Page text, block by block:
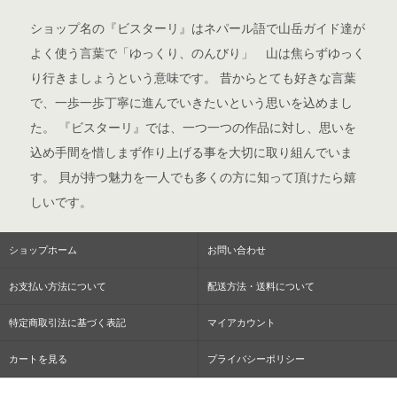
ショップ名の『ビスターリ』はネパール語で山岳ガイド達が
よく使う言葉で「ゆっくり、のんびり」 山は焦らずゆっく
り行きましょうという意味です。 昔からとても好きな言葉
で、一歩一歩丁寧に進んでいきたいという思いを込めまし
た。 『ビスターリ』では、一つ一つの作品に対し、思いを
込め手間を惜しまず作り上げる事を大切に取り組んでいま
す。 貝が持つ魅力を一人でも多くの方に知って頂けたら嬉
しいです。
ショップホーム お問い合わせ
お支払い方法について 配送方法・送料について
特定商取引法に基づく表記 マイアカウント
カートを見る プライバシーポリシー